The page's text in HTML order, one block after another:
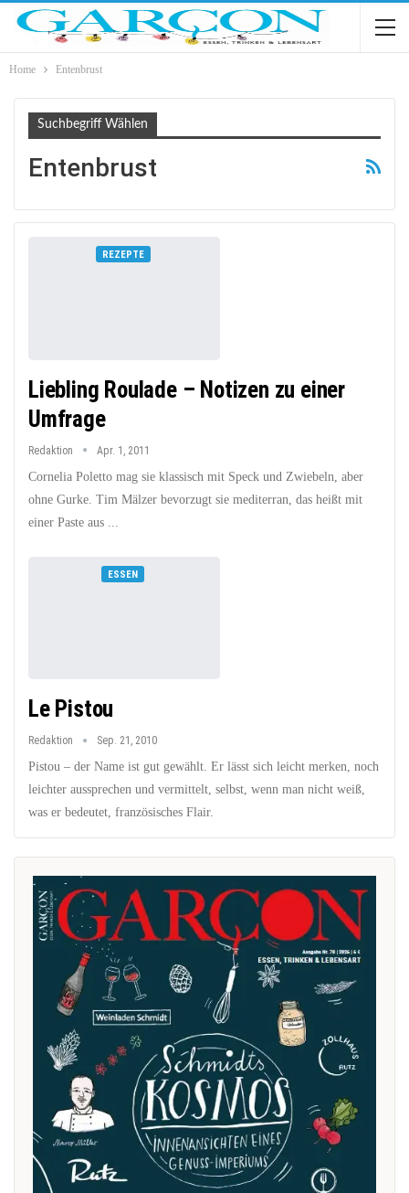
Home Entenbrust
Suchbegriff Wählen
Entenbrust
REZEPTE
Liebling Roulade – Notizen zu einer
Umfrage
Redaktion Apr. 1, 2011
Cornelia Poletto mag sie klassisch mit Speck und Zwiebeln, aber
ohne Gurke. Tim Mälzer bevorzugt sie mediterran, das heißt mit
einer Paste aus ...
ESSEN
Le Pistou
Redaktion Sep. 21, 2010
Pistou – der Name ist gut gewählt. Er lässt sich leicht merken, noch
leichter aussprechen und vermittelt, selbst, wenn man nicht weiß,
was er bedeutet, französisches Flair.